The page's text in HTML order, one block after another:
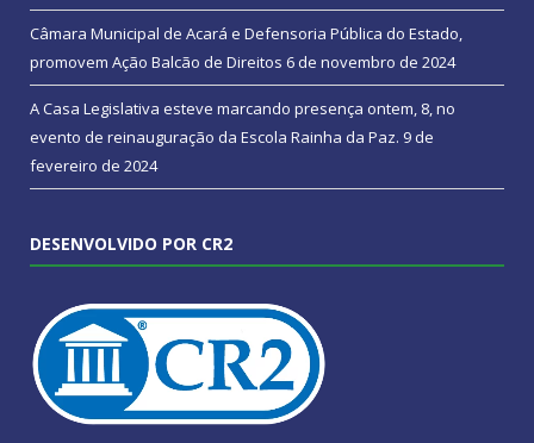
Câmara Municipal de Acará e Defensoria Pública do Estado,
promovem Ação Balcão de Direitos 6 de novembro de 2024
A Casa Legislativa esteve marcando presença ontem, 8, no
evento de reinauguração da Escola Rainha da Paz. 9 de
fevereiro de 2024
DESENVOLVIDO POR CR2